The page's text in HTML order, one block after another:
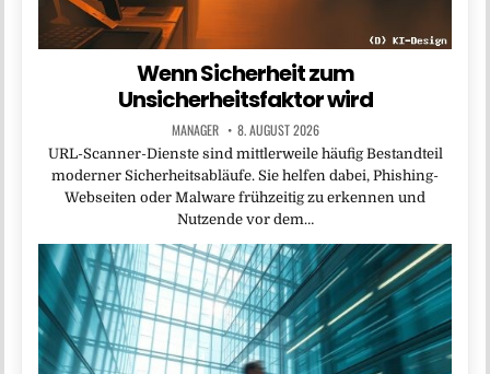
Wenn Sicherheit zum
Unsicherheitsfaktor wird
MANAGER 8. AUGUST 2026
URL-Scanner-Dienste sind mittlerweile häufig Bestandteil
moderner Sicherheitsabläufe. Sie helfen dabei, Phishing-
Webseiten oder Malware frühzeitig zu erkennen und
Nutzende vor dem…